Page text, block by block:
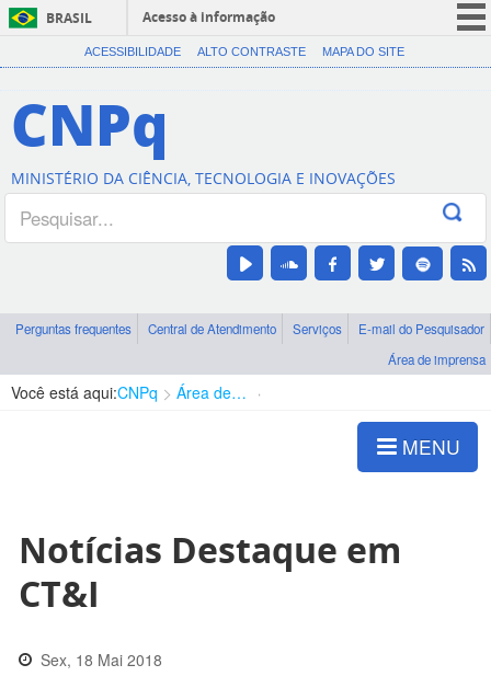
BRASIL
Acesso à informação
CORONAVÍRUS (COVID-19)
Canais
ACESSIBILIDADE ALTO CONTRASTE MAPA DO SITE
CNPq
MINISTÉRIO DA CIÊNCIA, TECNOLOGIA E INOVAÇÕES
Perguntas frequentes Central de Atendimento Serviços
E-mail do Pesquisador
Área de imprensa
Você está aqui:CNPq Área de imprensa
MENU
Notícias Destaque em
CT&I
Sex, 18 Mai 2018